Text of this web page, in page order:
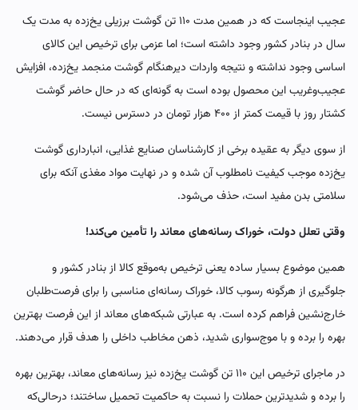
عجیب اینجاست که در همین مدت ۱۱۰ تن گوشت برزیلی یخ‌زده به مدت یک
سال در بنادر کشور وجود داشته است؛ اما عزمی برای ترخیص این کالای
اساسی وجود نداشته و نتیجه واردات دیرهنگام گوشت منجمد یخ‌زده، افزایش
عجیب‌وغریب این محصول بوده است به گونه‌ای که در حال حاضر گوشت
کشتار روز با قیمت کمتر از ۴۰۰ هزار تومان در دسترس نیست.
از سوی دیگر به عقیده برخی از کارشناسان صنایع غذایی، انبارداری گوشت
یخ‌زده موجب کیفیت نامطلوب آن شده و در نهایت مواد مغذی آنکه برای
سلامتی بدن مفید است، حذف می‌شود.
وقتی تعلل دولت، خوراک رسانه‌های معاند را تأمین می‌کند!
همین موضوع بسیار ساده یعنی ترخیص به‌موقع کالا از بنادر کشور و
جلوگیری از هرگونه رسوب کالا، خوراک رسانه‌ای مناسبی را برای فرصت‌طلبان
خارج‌نشین فراهم کرده است. به عبارتی شبکه‌های معاند از این فرصت بهترین
بهره را برده و با موج‌سواری شدید، ذهن مخاطب داخلی را هدف قرار می‌دهند.
در ماجرای ترخیص این ۱۱۰ تن گوشت یخ‌زده نیز رسانه‌های معاند، بهترین بهره
را برده و شدیدترین حملات را نسبت به حاکمیت تحمیل ساختند؛ درحالی‌که